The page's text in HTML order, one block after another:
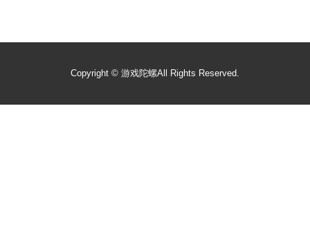
Copyright © 游戏陀螺All Rights Reserved.